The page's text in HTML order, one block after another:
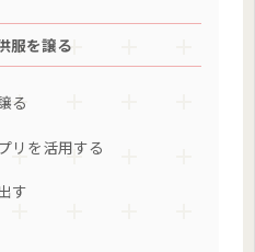
服を譲る
る
リを活用する
す